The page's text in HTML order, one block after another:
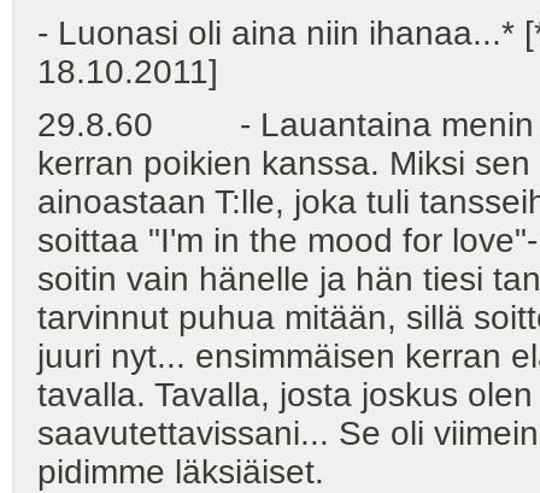
- Luonasi oli aina niin ihanaa...*
18.10.2011]
29.8.60 - Lauantaina menin
kerran poikien kanssa. Miksi
ainoastaan T:lle, joka tuli
soittaa "I'm in the mood for
soitin vain hänelle ja hän tiesi
tarvinnut puhua mitään, sillä
juuri nyt... ensimmäisen kerran
tavalla. Tavalla, josta joskus
saavutettavissani... Se oli
pidimme läksiäiset.